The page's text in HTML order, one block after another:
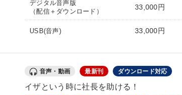
デジタル音声版
（配信＋ダウンロード）
33,000円
USB(音声) 33,000円
音声・動画 最新刊 ダウンロード対応
イザという時に社長を助ける！